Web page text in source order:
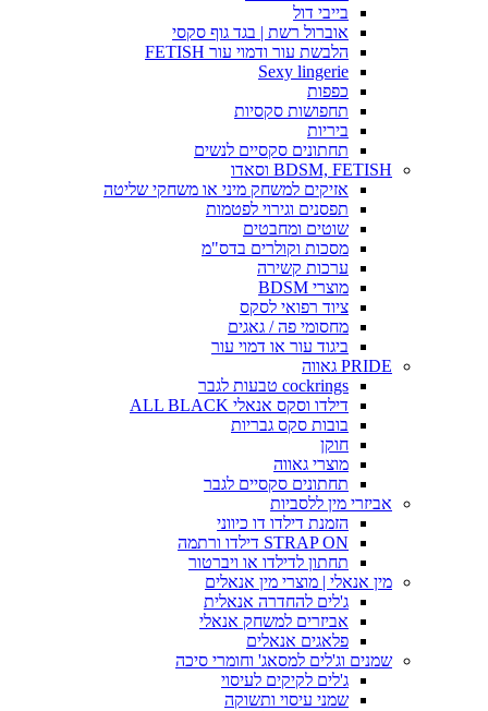
בייבי דול
אוברול רשת | בגד גוף סקסי
הלבשת עור ודמוי עור FETISH
Sexy lingerie
כפפות
תחפושות סקסיות
ביריות
תחתונים סקסיים לנשים
BDSM, FETISH וסאדו
אזיקים למשחק מיני או משחקי שליטה
תפסנים וגירוי לפטמות
שוטים ומחבטים
מסכות וקולרים בדס"מ
ערכות קשירה
מוצרי BDSM
ציוד רפואי לסקס
מחסומי פה / גאגים
ביגוד עור או דמוי עור
PRIDE גאווה
cockrings טבעות לגבר
דילדו וסקס אנאלי ALL BLACK
בובות סקס גבריות
חוקן
מוצרי גאווה
תחתונים סקסיים לגבר
אביזרי מין ללסביות
הזמנת דילדו דו כיווני
STRAP ON דילדו ורתמה
תחתון לדילדו או ויברטור
מין אנאלי | מוצרי מין אנאלים
ג'לים להחדרה אנאלית
אביזרים למשחק אנאלי
פלאגים אנאלים
שמנים וג'לים למסאג' וחומרי סיכה
ג'לים לקיקים לעיסוי
שמני עיסוי ותשוקה